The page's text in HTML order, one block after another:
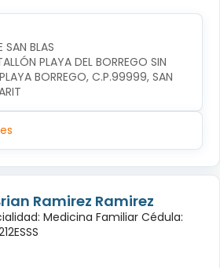
SAN BLAS
PLAYA DEL BORREGO SIN
BORREGO, C.P.99999, SAN
Ramirez Ramirez
Medicina Familiar Cédula: